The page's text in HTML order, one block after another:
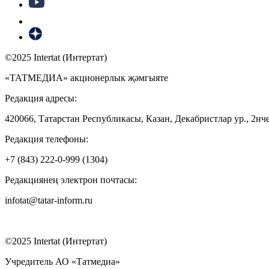
©2025 Intertat (Интертат)
«ТАТМЕДИА» акционерлык җәмгыяте
Редакция адресы:
420066, Татарстан Республикасы, Казан, Декабристлар ур.,
Редакция телефоны:
+7 (843) 222-0-999 (1304)
Редакциянең электрон почтасы:
infotat@tatar-inform.ru
©2025 Intertat (Интертат)
Учредитель АО «Татмедиа»